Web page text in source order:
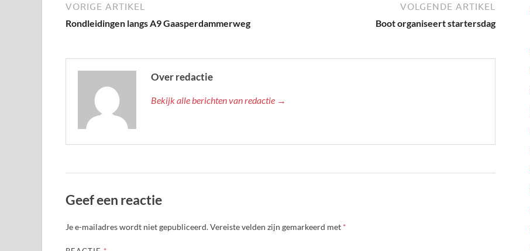
VORIGE ARTIKEL
Rondleidingen langs A9 Gaasperdammerweg
VOLGENDE ARTIKEL
Boot organiseert startersdag
Over redactie
Bekijk alle berichten van redactie →
Geef een reactie
Je e-mailadres wordt niet gepubliceerd.Vereiste velden zijn gemarkeerd met *